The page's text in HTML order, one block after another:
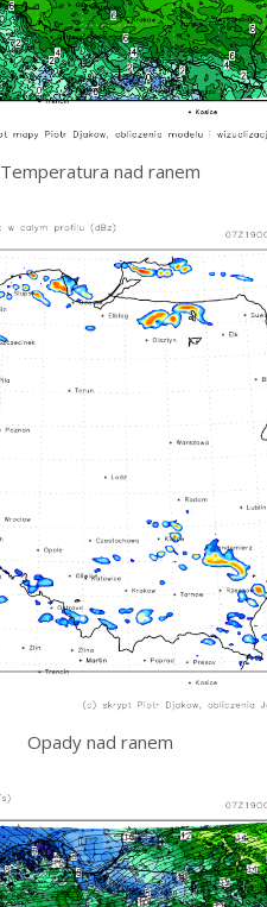
Temperatura nad ranem
Opady nad ranem